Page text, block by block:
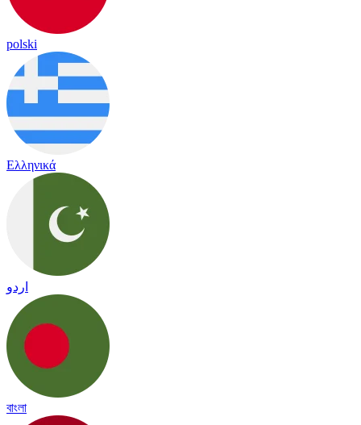
polski
Ελληνικά
اردو
বাংলা